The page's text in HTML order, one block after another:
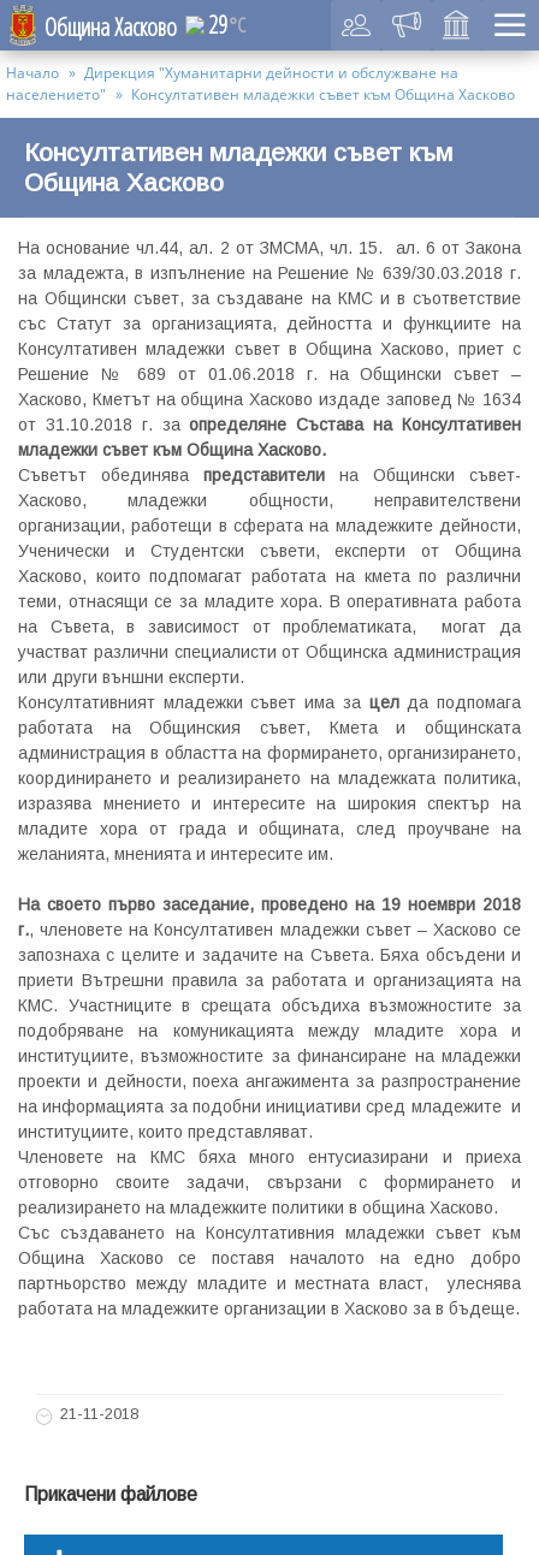
Община Хасково 29°C
Начало
Дирекция "Хуманитарни дейности и обслужване на
населението"
Консултативен младежки съвет към Община Хасково
Консултативен младежки съвет към
Община Хасково
На основание чл.44, ал. 2 от ЗМСМА, чл. 15. ал. 6 от Закона
за младежта, в изпълнение на Решение № 639/30.03.2018 г.
на Общински съвет, за създаване на КМС и в съответствие
със Статут за организацията, дейността и функциите на
Консултативен младежки съвет в Община Хасково, приет с
Решение № 689 от 01.06.2018 г. на Общински съвет –
Хасково, Кметът на община Хасково издаде заповед № 1634
от 31.10.2018 г. заопределянеСъстава на Консултативен
младежки съвет към Община Хасково.
Съветът обединява представители на Общински съвет-
Хасково, младежки общности, неправителствени
организации, работещи в сферата на младежките дейности,
Ученически и Студентски съвети, експерти от Община
Хасково, които подпомагат работата на кмета по различни
теми, отнасящи се за младите хора. В оперативната работа
на Съвета, в зависимост от проблематиката, могат да
участват различни специалисти от Общинска администрация
или други външни експерти.
Консултативният младежки съвет има за целда подпомага
работата на Общинския съвет, Кмета и общинската
администрация в областта на формирането, организирането,
координирането и реализирането на младежката политика,
изразява мнението и интересите на широкия спектър на
младите хора от града и общината, след проучване на
желанията, мненията и интересите им.
На своето първо заседание, проведено на 19 ноември 2018
г., членовете на Консултативен младежки съвет – Хасково се
запознаха с целите и задачите на Съвета. Бяха обсъдени и
приети Вътрешни правила за работата и организацията на
КМС. Участниците в срещата обсъдиха възможностите за
подобряване на комуникацията между младите хора и
институциите, възможностите за финансиране на младежки
проекти и дейности, поеха ангажимента за разпространение
на информацията за подобни инициативи сред младежите и
институциите, които представляват.
Членовете на КМС бяха много ентусиазирани и приеха
отговорно своите задачи, свързани с формирането и
реализирането на младежките политики в община Хасково.
Със създаването на Консултативния младежки съвет към
Община Хасково се поставя началото на едно добро
партньорство между младите и местната власт, улеснява
работата на младежките организации в Хасково за в бъдеще.
21-11-2018
Прикачени файлове